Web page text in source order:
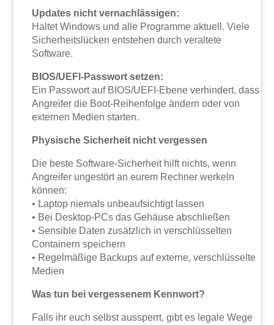
Updates nicht vernachlässigen:
Haltet Windows und alle Programme aktuell. Viele
Sicherheitslücken entstehen durch veraltete
Software.
BIOS/UEFI-Passwort setzen:
Ein Passwort auf BIOS/UEFI-Ebene verhindert, dass
Angreifer die Boot-Reihenfolge ändern oder von
externen Medien starten.
Physische Sicherheit nicht vergessen
Die beste Software-Sicherheit hilft nichts, wenn
Angreifer ungestört an eurem Rechner werkeln
können:
• Laptop niemals unbeaufsichtigt lassen
• Bei Desktop-PCs das Gehäuse abschließen
• Sensible Daten zusätzlich in verschlüsselten
Containern speichern
• Regelmäßige Backups auf externe, verschlüsselte
Medien
Was tun bei vergessenem Kennwort?
Falls ihr euch selbst aussperrt, gibt es legale Wege